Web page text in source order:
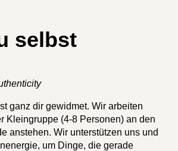
selbst
ganz dir gewidmet. Wir arbeiten
Kleingruppe (4-8 Personen) an den
anstehen. Wir unterstützen uns und
um Dinge, die gerade